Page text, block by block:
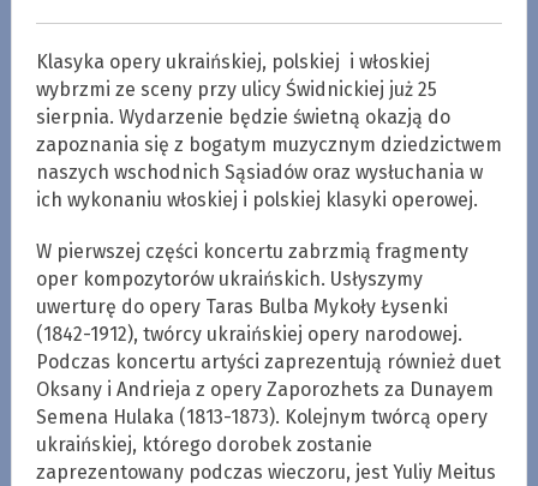
Klasyka opery ukraińskiej, polskiej i włoskiej
wybrzmi ze sceny przy ulicy Świdnickiej już 25
sierpnia. Wydarzenie będzie świetną okazją do
zapoznania się z bogatym muzycznym dziedzictwem
naszych wschodnich Sąsiadów oraz wysłuchania w
ich wykonaniu włoskiej i polskiej klasyki operowej.
W pierwszej części koncertu zabrzmią fragmenty
oper kompozytorów ukraińskich. Usłyszymy
uwerturę do opery Taras Bulba Mykoły Łysenki
(1842-1912), twórcy ukraińskiej opery narodowej.
Podczas koncertu artyści zaprezentują również duet
Oksany i Andrieja z opery Zaporozhets za Dunayem
Semena Hulaka (1813-1873). Kolejnym twórcą opery
ukraińskiej, którego dorobek zostanie
zaprezentowany podczas wieczoru, jest Yuliy Meitus